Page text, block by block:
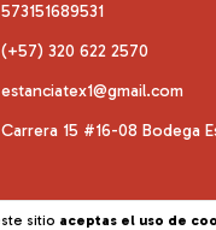
sitio aceptas el uso de
573151689531
(+57) 320 622 2570
estanciatex1@gmail.com
Carrera 15 #16-08 Bodega